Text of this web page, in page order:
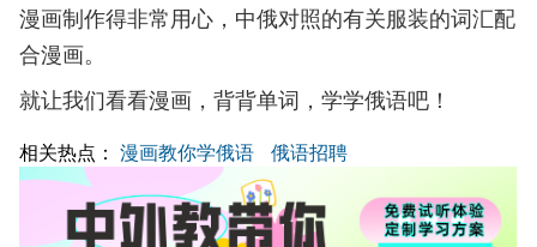
漫画制作得非常用心，中俄对照的有关服装的词汇配
合漫画。
就让我们看看漫画，背背单词，学学俄语吧！
相关热点： 漫画教你学俄语 俄语招聘